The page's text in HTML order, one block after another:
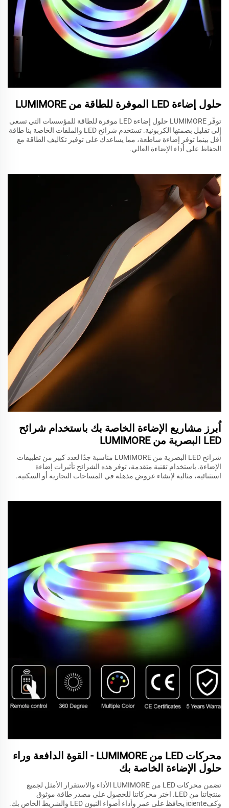
حلول إضاءة LED الموفرة للطاقة من LUMIMORE
توفّر LUMIMORE حلول إضاءة LED موفرة للطاقة للمؤسسات التي تسعى
إلى تقليل بصمتها الكربونية. تستخدم شرائح LED والملفات الخاصة بنا طاقة
أقل بينما توفر إضاءة ساطعة، مما يساعدك على توفير تكاليف الطاقة مع
الحفاظ على أداء الإضاءة العالي.
اُبرز مشاريع الإضاءة الخاصة بك باستخدام شرائح
LED البصرية من LUMIMORE
شرائح LED البصرية من LUMIMORE مناسبة جدًا لعدد كبير من تطبيقات
الإضاءة. باستخدام تقنية متقدمة، توفر هذه الشرائح تأثيرات إضاءة
استثنائية، مثالية لإنشاء عروض مذهلة في المساحات التجارية أو السكنية.
محركات LED من LUMIMORE - القوة الدافعة وراء
حلول الإضاءة الخاصة بك
تضمن محركات LED من LUMIMORE الأداء والاستقرار الأمثل لجميع
منتجاتنا من LED. اختر محركاتنا للحصول على مصدر طاقة موثوق
وكفiciente يحافظ على عمر وأداء أضواء النيون LED والشريط الخاص بك.